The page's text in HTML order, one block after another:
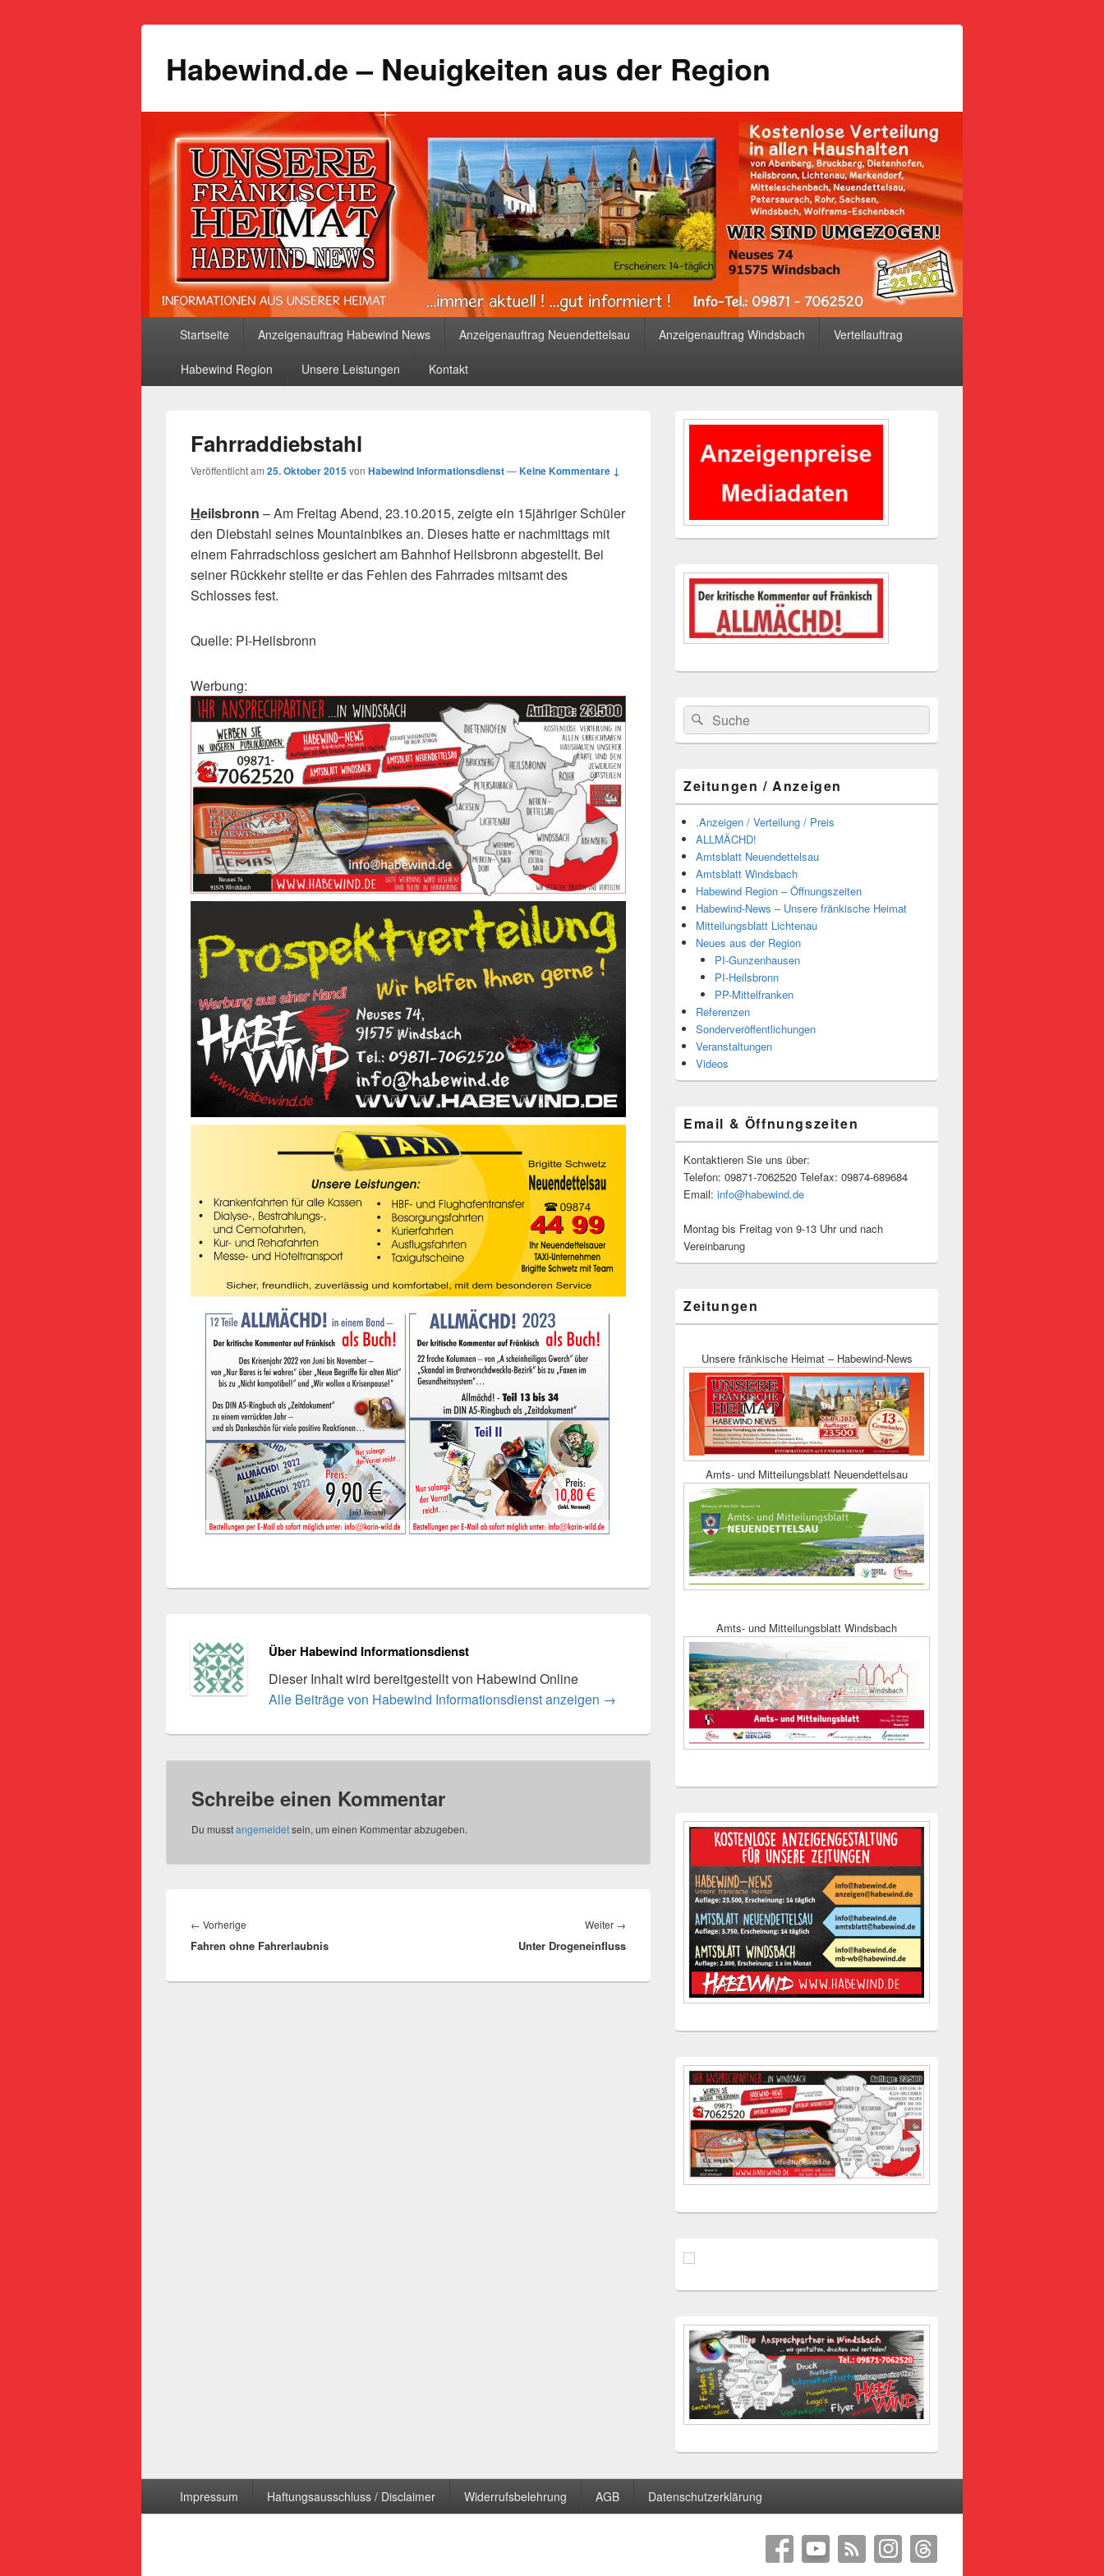
Habewind.de – Neuigkeiten aus der Region
Startseite Anzeigenauftrag Habewind News Anzeigenauftrag Neuendettelsau Anzeigenauftrag Windsbach Verteilauftrag
Habewind Region Unsere Leistungen Kontakt
Fahrraddiebstahl
Veröffentlicht am 25. Oktober 2015von Habewind Informationsdienst—Keine Kommentare ↓
Heilsbronn – Am Freitag Abend, 23.10.2015, zeigte ein 15jähriger Schüler
den Diebstahl seines Mountainbikes an. Dieses hatte er nachmittags mit
einem Fahrradschloss gesichert am Bahnhof Heilsbronn abgestellt. Bei
seiner Rückkehr stellte er das Fehlen des Fahrrades mitsamt des
Schlosses fest.
Quelle: PI-Heilsbronn
Werbung:
Über Habewind Informationsdienst
Dieser Inhalt wird bereitgestellt von Habewind Online
Alle Beiträge von Habewind Informationsdienst anzeigen →
Schreibe einen Kommentar
Du musstangemeldetsein, um einen Kommentar abzugeben.
← Vorherige
Beitrag:
Fahren ohne Fahrerlaubnis
Weiter →
Beitrag:
Unter Drogeneinfluss
Primärer
Widgetbereich
Suchen
nach:
Suchen
Zeitungen / Anzeigen
.Anzeigen / Verteilung / Preis
ALLMÄCHD!
Amtsblatt Neuendettelsau
Amtsblatt Windsbach
Habewind Region – Öffnungszeiten
Habewind-News – Unsere fränkische Heimat
Mitteilungsblatt Lichtenau
Neues aus der Region
PI-Gunzenhausen
PI-Heilsbronn
PP-Mittelfranken
Referenzen
Sonderveröffentlichungen
Veranstaltungen
Videos
Email & Öffnungszeiten
Kontaktieren Sie uns über:
Telefon: 09871-7062520 Telefax: 09874-689684
Email: info@habewind.de
Montag bis Freitag von 9-13 Uhr und nach
Vereinbarung
Zeitungen
Unsere fränkische Heimat – Habewind-News
Amts- und Mitteilungsblatt Neuendettelsau
Amts- und Mitteilungsblatt Windsbach
Impressum Haftungsausschluss / Disclaimer Widerrufsbelehrung AGB Datenschutzerklärung